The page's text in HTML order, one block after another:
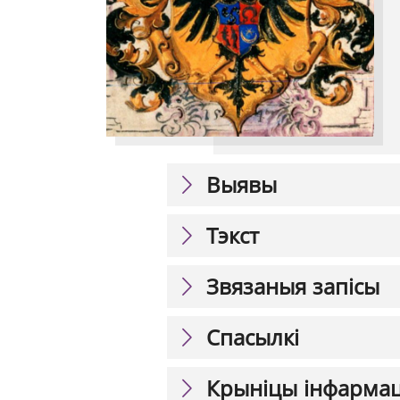
Выявы
Тэкст
Звязаныя запісы
Спасылкі
Крыніцы